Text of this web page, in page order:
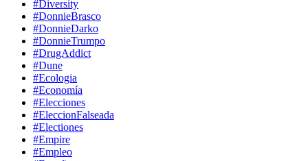
#Diversity
#DonnieBrasco
#DonnieDarko
#DonnieTrumpo
#DrugAddict
#Dune
#Ecologia
#Economía
#Elecciones
#EleccionFalseada
#Electiones
#Empire
#Empleo